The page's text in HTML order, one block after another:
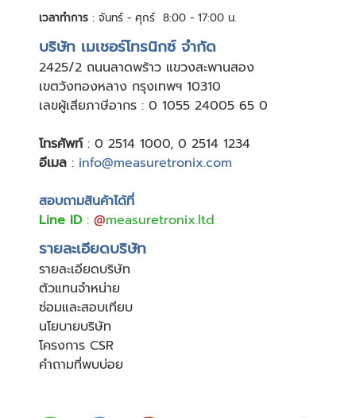
เวลาทำการ : จันทร์ - ศุกร์ 8:00 - 17:00 น.
บริษัท เมเชอร์โทรนิกซ์ จำกัด
2425/2 ถนนลาดพร้าว แขวงสะพานสอง
เขตวังทองหลาง กรุงเทพฯ 10310
เลขผู้เสียภาษีอากร : 0 1055 24005 65 0
โทรศัพท์: 0 2514 1000, 0 2514 1234
อีเมล : info@measuretronix.com
สอบถามสินค้าได้ที่
Line ID: @measuretronix.ltd
รายละเอียดบริษัท
รายละเอียดบริษัท
ตัวแทนจำหน่าย
ซ่อมและสอบเทียบ
นโยบายบริษัท
โครงการ CSR
คำถามที่พบบ่อย